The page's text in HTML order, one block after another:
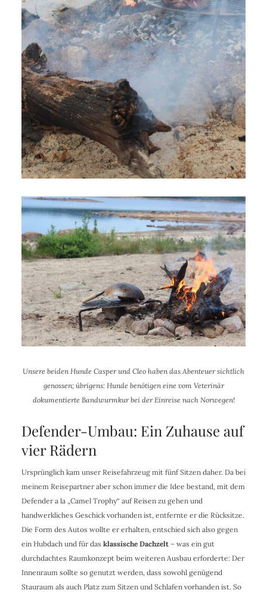
Unsere beiden Hunde Casper und Cleo haben das Abenteuer sichtlich
genossen; übrigens: Hunde benötigen eine vom Veterinär
dokumentierte Bandwurmkur bei der Einreise nach Norwegen!
Defender-Umbau: Ein Zuhause auf
vier Rädern
Ursprünglich kam unser Reisefahrzeug mit fünf Sitzen daher. Da bei
meinem Reisepartner aber schon immer die Idee bestand, mit dem
Defender a la „Camel Trophy“ auf Reisen zu gehen und
handwerkliches Geschick vorhanden ist, entfernte er die Rücksitze.
Die Form des Autos wollte er erhalten, entschied sich also gegen
ein Hubdach und für das klassische Dachzelt– was ein gut
durchdachtes Raumkonzept beim weiteren Ausbau erforderte: Der
Innenraum sollte so genutzt werden, dass sowohl genügend
Stauraum als auch Platz zum Sitzen und Schlafen vorhanden ist. So